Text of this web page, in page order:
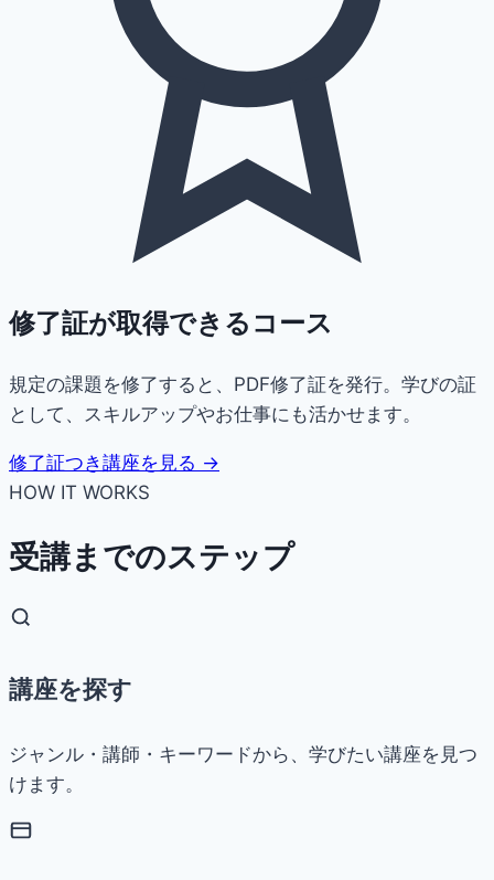
修了証が取得できるコース
規定の課題を修了すると、PDF修了証を発行。学びの証
として、スキルアップやお仕事にも活かせます。
修了証つき講座を見る →
HOW IT WORKS
受講までのステップ
講座を探す
ジャンル・講師・キーワードから、学びたい講座を見つ
けます。